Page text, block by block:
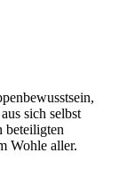
sich selbst
beteiligten
Wohle aller.